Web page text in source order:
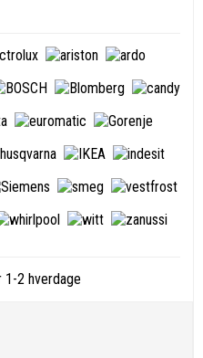
1-2 hverdage